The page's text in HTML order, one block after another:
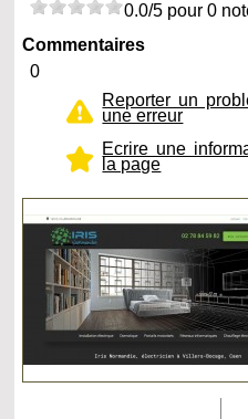
0.0/5 pour 0
Commentaires
0
Reporter un
une erreur
Ecrire une
la page